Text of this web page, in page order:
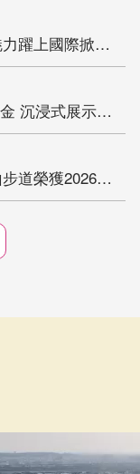
韓國多家主流媒體大力報導！台中魅力躍上國際掀話題
台中海洋館奪美國MUSE創意大獎雙金 沉浸式展示獲國際肯定
深入泰雅獵徑秘境！中市雪山坑登山步道榮獲2026國家卓越建設獎「金質獎」